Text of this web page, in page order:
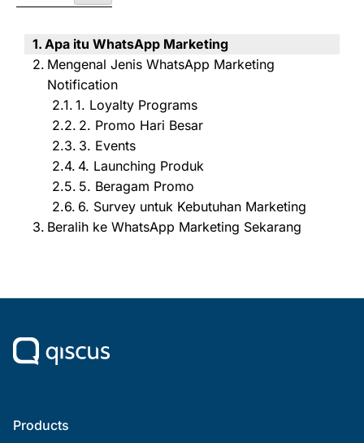
Apa itu WhatsApp Marketing
Mengenal Jenis WhatsApp Marketing
Notification
1. Loyalty Programs
2. Promo Hari Besar
3. Events
4. Launching Produk
5. Beragam Promo
6. Survey untuk Kebutuhan Marketing
Beralih ke WhatsApp Marketing Sekarang
Products